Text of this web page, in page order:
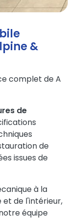
&
complet de A
de
de
issues de
à la
et de l'intérieur,
équipe